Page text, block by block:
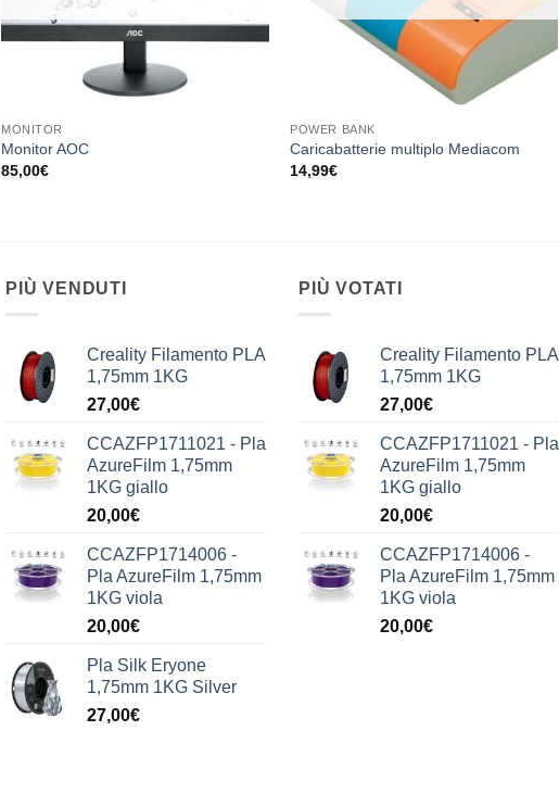
MONITOR
Monitor AOC
85,00€
POWER BANK
Caricabatterie multiplo Mediacom
14,99€
PIÙ VENDUTI
Creality Filamento PLA
1,75mm 1KG
27,00€
CCAZFP1711021 - Pla
AzureFilm 1,75mm
1KG giallo
20,00€
CCAZFP1714006 -
Pla AzureFilm 1,75mm
1KG viola
20,00€
Pla Silk Eryone
1,75mm 1KG Silver
27,00€
PIÙ VOTATI
Creality Filamento PLA
1,75mm 1KG
27,00€
CCAZFP1711021 - Pla
AzureFilm 1,75mm
1KG giallo
20,00€
CCAZFP1714006 -
Pla AzureFilm 1,75mm
1KG viola
20,00€